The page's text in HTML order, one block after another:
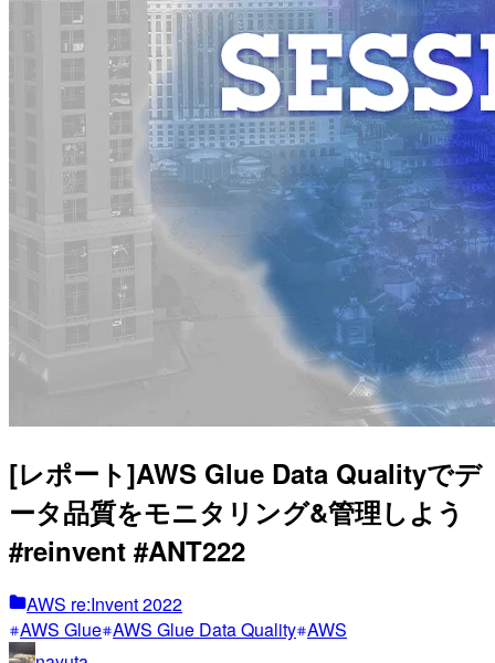
[レポート]AWS Glue Data Qualityでデ
ータ品質をモニタリング&管理しよう
#reinvent #ANT222
AWS re:Invent 2022
AWS Glue AWS Glue Data Quality AWS